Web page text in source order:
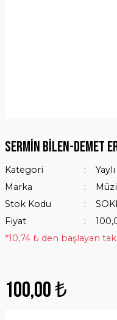
Sermin Bilen-Demet
Kategori
Marka
Stok Kodu
Fiyat
*10,74 ₺ den başlayan
100,00 ₺